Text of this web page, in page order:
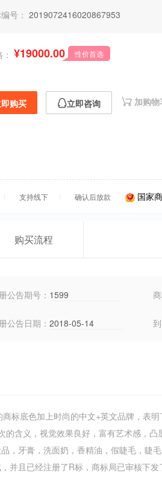
号： 2019072416020867953
¥19000.00 性价首选
购买 立即咨询 加购物
支持线下 确认后放款 国家
购买流程
公告期号： 1599
公告日期： 2018-05-14
标底色加上时尚的中文+英文品牌，表
含义，视觉效果良好，富有艺术感，
，牙膏，洗面奶，香精油，假睫毛，睫
并且已经注册了R标，商标局已审核下